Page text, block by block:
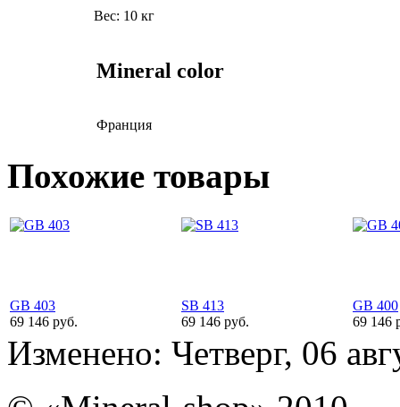
Вес: 10 кг
Mineral color
Франция
Похожие товары
GB 403
69 146 руб.
SB 413
69 146 руб.
GB 400
69 146
Изменено: Четверг, 06